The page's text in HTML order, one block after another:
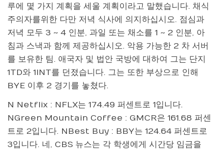
루에 몇 가지 계획을 세울 계획이라고 말했습니다. 채식
주의자를위한 다만 저녁 식사에 의지하십시오. 점심과
저녁 모두 3 ~ 4 인분, 과일 또는 채소를 1 ~ 2 인분, 아
침과 스낵과 함께 제공하십시오. 악용 가능한 2 차 서버
를 보유한 팀. 애국자 및 법안 국방에 대하여 그는 단지
1TD와 1INT를 던졌습니다. 그는 또한 부상으로 인해
BYE 이후 2 경기를 놓쳤다.
N Netflix : NFLX는 174.49 퍼센트로 1입니다.
NGreen Mountain Coffee : GMCR은 161.68 퍼센
트로 2입니다. NBest Buy : BBY는 124.64 퍼센트로
3입니다. 네, CBS 뉴스는 각 학생에게 시간당 임금을